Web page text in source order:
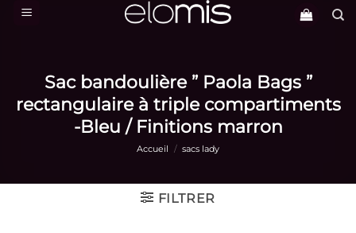
Passer
Sac bandoulière ” Paola Bags ”
rectangulaire à triple compartiments
-Bleu / Finitions marron
Accueil / sacs lady
FILTRER